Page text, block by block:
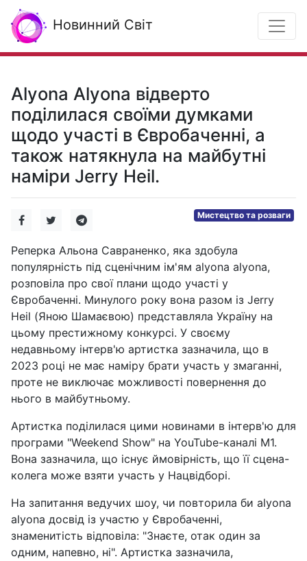
Новинний Світ
Alyona Alyona відверто
поділилася своїми думками
щодо участі в Євробаченні, а
також натякнула на майбутні
наміри Jerry Heil.
Мистецтво та розваги
Реперка Альона Савраненко, яка здобула
популярність під сценічним ім'ям alyona alyona,
розповіла про свої плани щодо участі у
Євробаченні. Минулого року вона разом із Jerry
Heil (Яною Шамаєвою) представляла Україну на
цьому престижному конкурсі. У своєму
недавньому інтерв'ю артистка зазначила, що в
2023 році не має наміру брати участь у змаганні,
проте не виключає можливості повернення до
нього в майбутньому.
Артистка поділилася цими новинами в інтерв'ю для
програми "Weekend Show" на YouTube-каналі M1.
Вона зазначила, що існує ймовірність, що її сцена-
колега може взяти участь у Нацвідборі.
На запитання ведучих шоу, чи повторила би alyona
alyona досвід із участю у Євробаченні,
знаменитість відповіла: "Знаєте, отак один за
одним, напевно, ні". Артистка зазначила,